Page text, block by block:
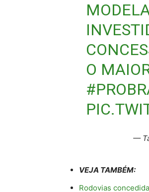
O
—
VEJA TAMBÉM:
Rodovias